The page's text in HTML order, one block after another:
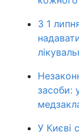
З 1
засоби:
У Києві